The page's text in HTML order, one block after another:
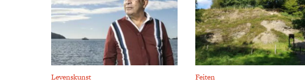
Levenskunst Feiten